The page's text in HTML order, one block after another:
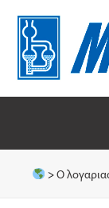
περιεχόμενο
>Ο